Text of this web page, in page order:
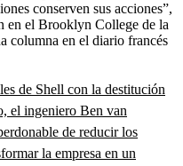
conserven sus acciones”,
en el Brooklyn College de la
columna en el diario francés
de Shell con la destitución
el ingeniero Ben van
de reducir los
la empresa en un